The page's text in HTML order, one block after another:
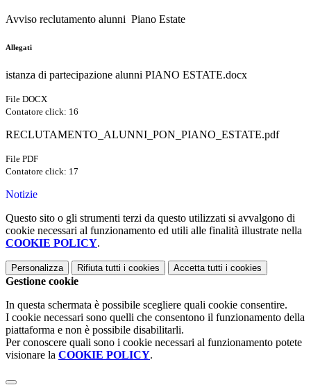
Avviso reclutamento alunni Piano Estate
Allegati
istanza di partecipazione alunni PIANO ESTATE.docx
File DOCX
Contatore click: 16
RECLUTAMENTO_ALUNNI_PON_PIANO_ESTATE.pdf
File PDF
Contatore click: 17
Notizie
Questo sito o gli strumenti terzi da questo utilizzati si avvalgono di
cookie necessari al funzionamento ed utili alle finalità illustrate nella
COOKIE POLICY.
Personalizza Rifiuta tutti i cookies Accetta tutti i cookies
Gestione cookie
In questa schermata è possibile scegliere quali cookie consentire.
I cookie necessari sono quelli che consentono il funzionamento della
piattaforma e non è possibile disabilitarli.
Per conoscere quali sono i cookie necessari al funzionamento potete
visionare la COOKIE POLICY.